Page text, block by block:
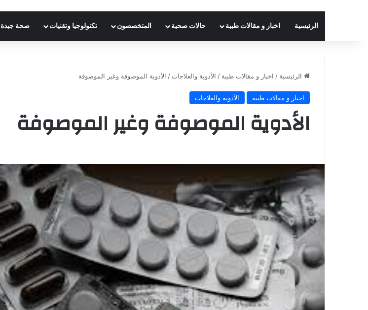
الرئيسية اخبار و مقالات طبية حالات صحية المتخصصون تكنولوجيا وتقنيات صحة جيدة
الرئيسية / اخبار و مقالات طبية / الأدوية والعلاجات / الأدوية الموصوفة وغير الموصوفة
اخبار و مقالات طبية الأدوية والعلاجات
الأدوية الموصوفة وغير الموصوفة